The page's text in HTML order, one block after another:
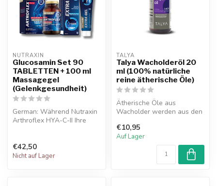
NUTRAXIN
Glucosamin Set 90
TABLETTEN + 100 ml
Massagegel
(Gelenkgesundheit)
German: Während Nutraxin
Arthroflex HYA-C-II Ihre
€42,50
Nicht auf Lager
TALYA
Talya Wacholderöl 20
ml (100% natürliche
reine ätherische Öle)
Ätherische Öle aus
Wacholder werden aus den
Wacholderbäume...
€10,95
Auf Lager